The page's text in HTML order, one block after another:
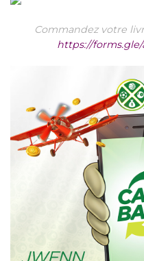
Commandez votre
https://